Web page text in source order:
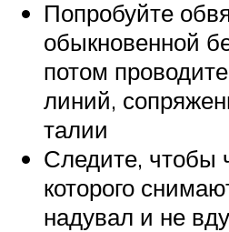
Попробуйте
обыкновенной
потом
линий,
талии
Следите, чтобы
которого
надувал и не